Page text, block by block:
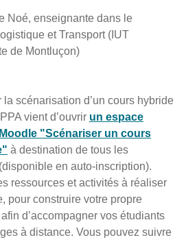
Noé, enseignante dans le
et Transport (IUT
de Montluçon)
scénarisation d’un cours hybride
vient d’ouvrir un espace
"Scénariser un cours
à destination de tous les
en auto-inscription).
ressources et activités à réaliser
pour construire votre propre
d’accompagner vos étudiants
à distance. Vous pouvez suivre